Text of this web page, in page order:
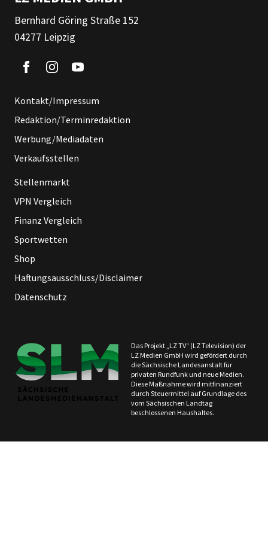
Bernhard Göring Straße 152
04277 Leipzig
Kontakt/Impressum
Redaktion/Terminredaktion
Werbung/Mediadaten
Verkaufsstellen
Stellenmarkt
VPN Vergleich
Finanz Vergleich
Sportwetten
Shop
Haftungsausschluss/Disclaimer
Datenschutz
Das Projekt „LZ TV“ (LZ Television) der
LZ Medien GmbH wird gefördert durch
die Sächsische Landesanstalt für
privaten Rundfunk und neue Medien.
Diese Maßnahme wird mitfinanziert
durch Steuermittel auf Grundlage des
vom Sächsischen Landtag
beschlossenen Haushaltes.